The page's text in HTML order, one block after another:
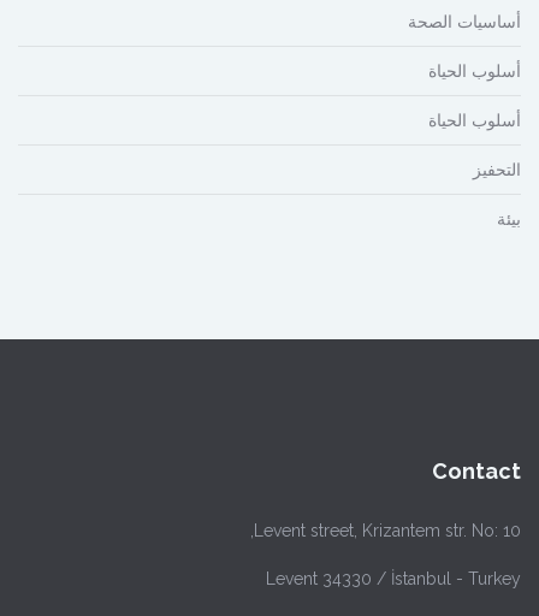
أساسيات الصحة
أسلوب الحياة
أسلوب الحياة
التحفيز
بيئة
Contact
Levent street, Krizantem str. No: 10,
Levent 34330 / İstanbul - Turkey